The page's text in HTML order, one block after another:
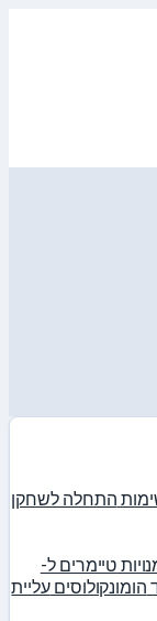
התחלה לשחקן
טיימרים ל-
הומונקולוסיםעליית